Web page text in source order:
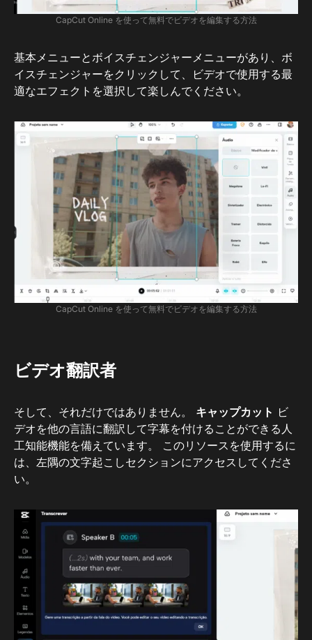
CapCut Online を使って無料でビデオを編集する方法
基本メニューとボイスチェンジャーメニューがあり、ボ
イスチェンジャーをクリックして、ビデオで使用する最
適なエフェクトを選択して楽しんでください。
CapCut Online を使って無料でビデオを編集する方法
ビデオ翻訳者
そして、それだけではありません。 キャップカット ビ
デオを他の言語に翻訳して字幕を付けることができる人
工知能機能を備えています。 このリソースを使用するに
は、左隅の文字起こしセクションにアクセスしてくださ
い。